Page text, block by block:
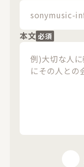
本文 必須